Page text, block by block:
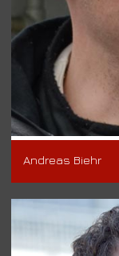
Andreas Biehr